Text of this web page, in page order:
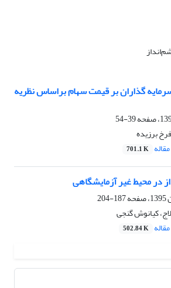
گذاران بر قیمت سهام براساس نظریه
39-54
برزیده
701.1 K
در محیط غیر آزمایشگاهی
187-204
کیانوش گنجی
502.84 K